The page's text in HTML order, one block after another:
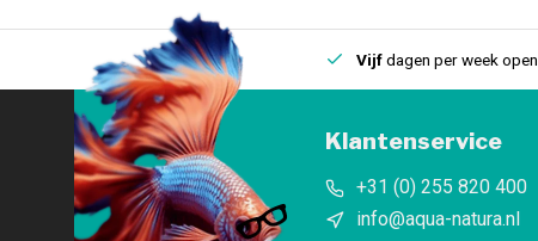
Eenfysieke winkelin IJmuiden Vijfdagen per week open.
Klantenservice
+31 (0) 255 820 400
info@aqua-natura.nl